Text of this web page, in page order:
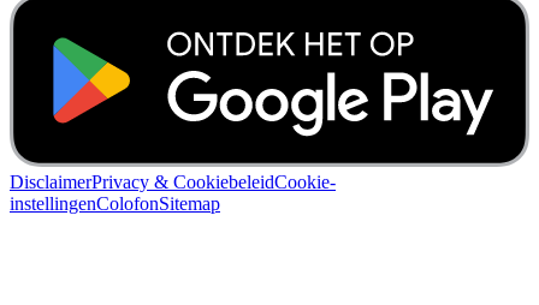
DisclaimerPrivacy & CookiebeleidCookie-
instellingenColofonSitemap